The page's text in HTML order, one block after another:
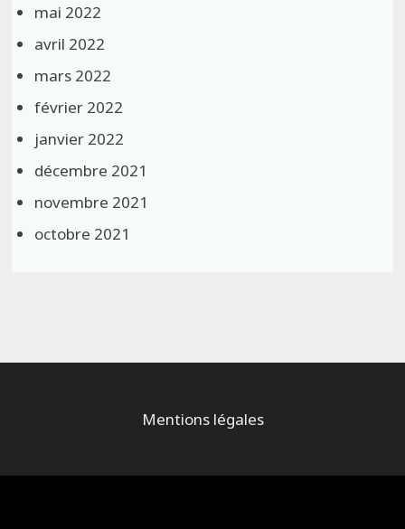
mai 2022
avril 2022
mars 2022
février 2022
janvier 2022
décembre 2021
novembre 2021
octobre 2021
Mentions légales